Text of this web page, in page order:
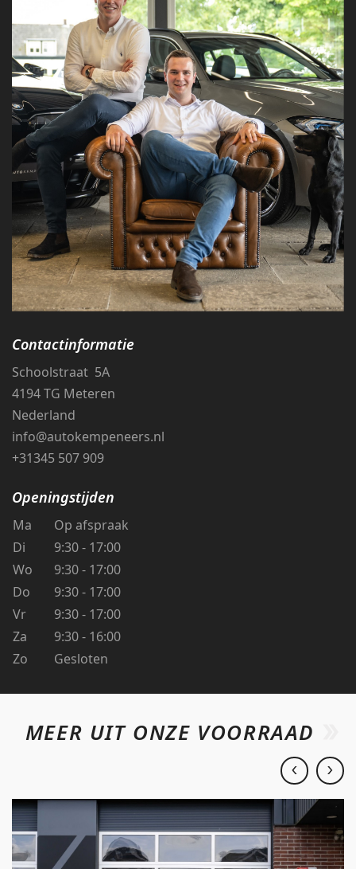
Contactinformatie
Schoolstraat 5A
4194 TG Meteren
Nederland
info@autokempeneers.nl
+31345 507 909
Openingstijden
Ma
Op afspraak
Di
9:30 - 17:00
Wo
9:30 - 17:00
Do
9:30 - 17:00
Vr
9:30 - 17:00
Za
9:30 - 16:00
Zo
Gesloten
MEER UIT ONZE VOORRAAD